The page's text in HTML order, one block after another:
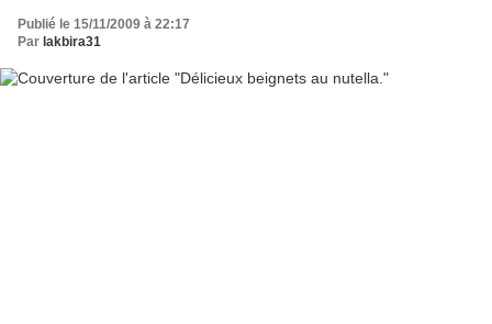
Publié le 15/11/2009 à 22:17
Par lakbira31